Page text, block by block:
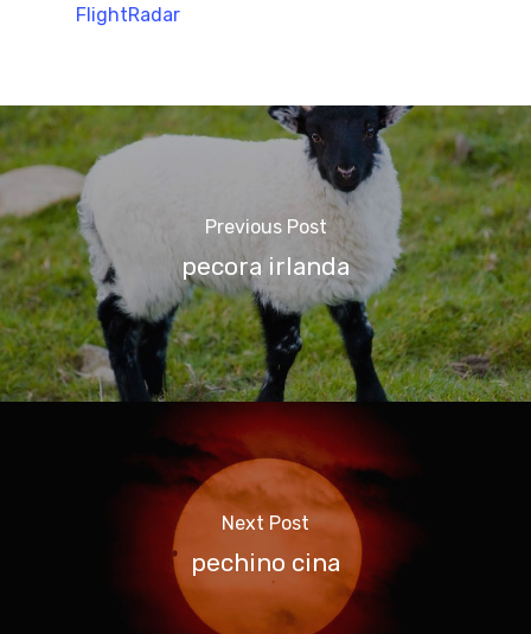
FlightRadar
Previous Post
pecora irlanda
Next Post
pechino cina